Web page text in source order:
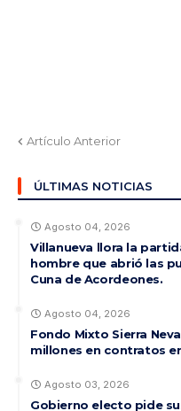
Artículo Anterior
ÚLTIMAS NOTICIAS
Agosto 04, 2026
Villanueva llora la
hombre que abrió las
Cuna de Acordeones.
Agosto 04, 2026
Fondo Mixto Sierra
millones en contratos
Agosto 03, 2026
Gobierno electo pide